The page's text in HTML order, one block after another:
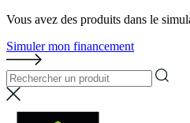
Vous avez des produits dans le
Simuler mon financement